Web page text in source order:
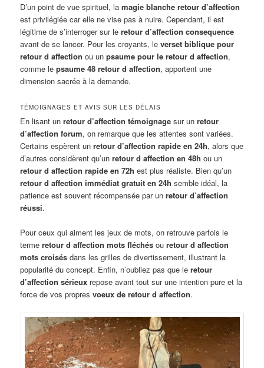
D’un point de vue spirituel, lamagie blanche retour d’affection
est privilégiée car elle ne vise pas à nuire. Cependant, il est
légitime de s’interroger sur leretour d’affection consequence
avant de se lancer. Pour les croyants, leverset biblique pour
retour d affection ou unpsaume pour le retour d affection,
comme lepsaume 48 retour d affection, apportent une
dimension sacrée à la demande.
TÉMOIGNAGES ET AVIS SUR LES DÉLAIS
En lisant unretour d’affection témoignage sur unretour
d’affection forum, on remarque que les attentes sont variées.
Certains espèrent unretour d’affection rapide en 24h, alors que
d’autres considèrent qu’unretour d affection en 48h ou un
retour d affection rapide en 72h est plus réaliste. Bien qu’un
retour d affection immédiat gratuit en 24h semble idéal, la
patience est souvent récompensée par unretour d’affection
réussi.
Pour ceux qui aiment les jeux de mots, on retrouve parfois le
termeretour d affection mots fléchés ouretour d affection
mots croisés dans les grilles de divertissement, illustrant la
popularité du concept. Enfin, n’oubliez pas que leretour
d’affection sérieux repose avant tout sur une intention pure et la
force de vos propresvoeux de retour d affection.